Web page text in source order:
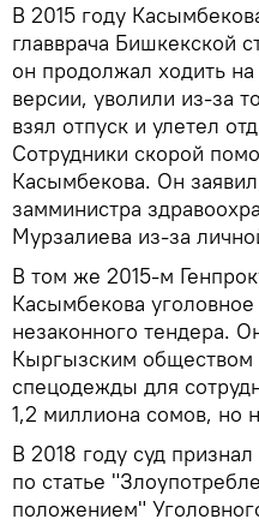
В 2015 году
главврача Бишкекской
он продолжал ходить
версии, уволили из-за
взял отпуск и улетел
Сотрудники скорой
Касымбекова. Он
замминистра
Мурзалиева из-за
В том же 2015-м
Касымбекова
незаконного тендера.
Кыргызским обществом
спецодежды для
1,2 миллиона сомов, но
В 2018 году суд
по статье
положением"